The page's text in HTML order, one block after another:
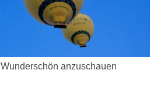
Wunderschön anzuschauen